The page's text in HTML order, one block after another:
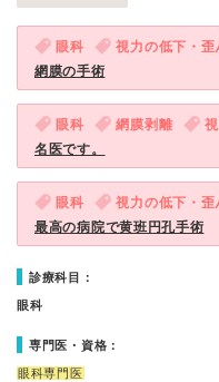
眼科 視力の低下・歪
網膜の手術
眼科 網膜剥離
名医です。
眼科 視力の低下・歪
最高の病院で黄班円孔手術
診療科目：
眼科
専門医・資格：
眼科専門医